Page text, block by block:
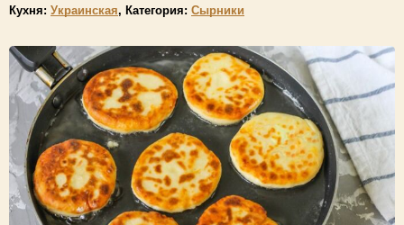
Кухня: Украинская, Категория: Сырники